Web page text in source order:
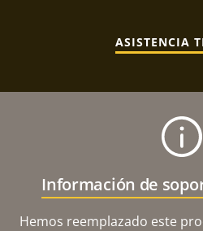
ASISTENCIA
Información de
Hemos reemplazado este